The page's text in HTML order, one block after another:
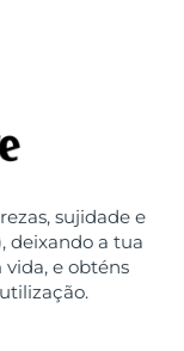
sujidade e
deixando a tua
e obténs